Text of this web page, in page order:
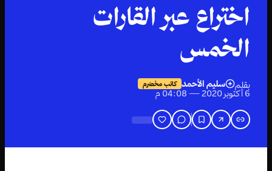
اختراع عبر القارات
الخمس
بقلم سليم الأحمد كاتب مخضرم
6 أكتوبر 2020 — 04:08 م